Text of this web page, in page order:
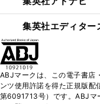
集英社エディター
ABJマークは、この電子書店
ンツ使用許諾を得た正規版配
第6091713号）です。ABJマ